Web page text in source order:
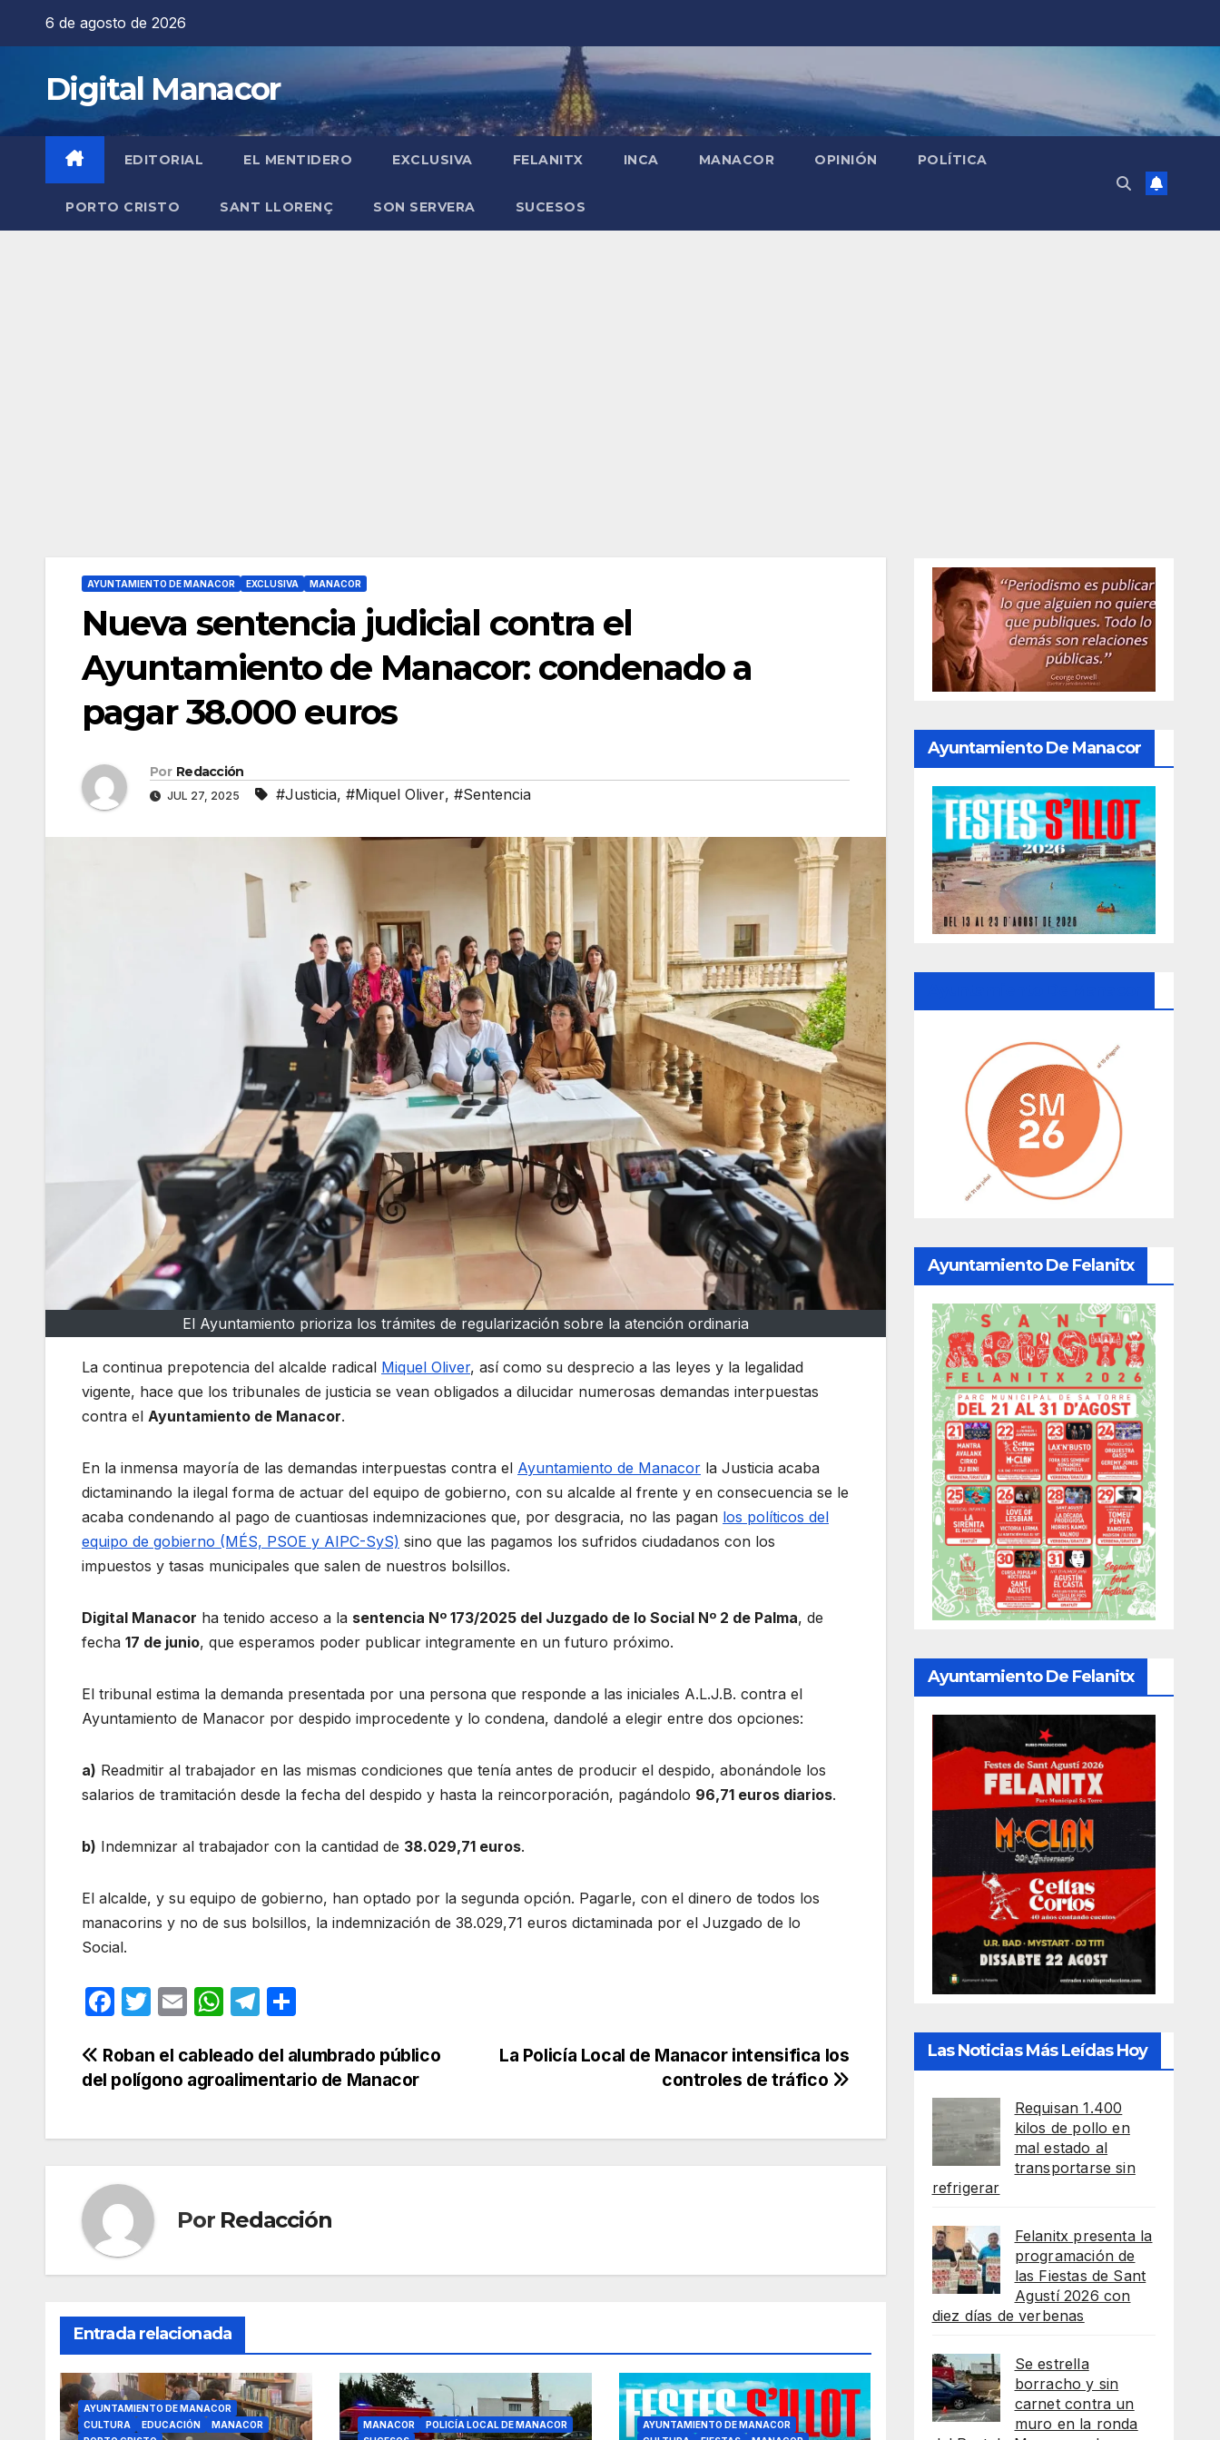
6 de agosto de 2026
Digital Manacor
EDITORIAL EL MENTIDERO EXCLUSIVA FELANITX INCA MANACOR OPINIÓN POLÍTICA
PORTO CRISTO SANT LLORENÇ SON SERVERA SUCESOS
AYUNTAMIENTO DE MANACOR EXCLUSIVA MANACOR
Nueva sentencia judicial contra el
Ayuntamiento de Manacor: condenado a
pagar 38.000 euros
Por Redacción
JUL 27, 2025 #Justicia, #Miquel Oliver, #Sentencia
El Ayuntamiento prioriza los trámites de regularización sobre la atención ordinaria
La continua prepotencia del alcalde radical Miquel Oliver, así como su desprecio a las leyes y la legalidad
vigente, hace que los tribunales de justicia se vean obligados a dilucidar numerosas demandas interpuestas
contra el Ayuntamiento de Manacor.
En la inmensa mayoría de las demandas interpuestas contra el Ayuntamiento de Manacor la Justicia acaba
dictaminando la ilegal forma de actuar del equipo de gobierno, con su alcalde al frente y en consecuencia se le
acaba condenando al pago de cuantiosas indemnizaciones que, por desgracia, no las pagan los políticos del
equipo de gobierno (MÉS, PSOE y AIPC-SyS) sino que las pagamos los sufridos ciudadanos con los
impuestos y tasas municipales que salen de nuestros bolsillos.
Digital Manacor ha tenido acceso a la sentencia Nº 173/2025 del Juzgado de lo Social Nº 2 de Palma, de
fecha 17 de junio, que esperamos poder publicar integramente en un futuro próximo.
El tribunal estima la demanda presentada por una persona que responde a las iniciales A.L.J.B. contra el
Ayuntamiento de Manacor por despido improcedente y lo condena, dandolé a elegir entre dos opciones:
a) Readmitir al trabajador en las mismas condiciones que tenía antes de producir el despido, abonándole los
salarios de tramitación desde la fecha del despido y hasta la reincorporación, pagándolo 96,71 euros diarios.
b) Indemnizar al trabajador con la cantidad de 38.029,71 euros.
El alcalde, y su equipo de gobierno, han optado por la segunda opción. Pagarle, con el dinero de todos los
manacorins y no de sus bolsillos, la indemnización de 38.029,71 euros dictaminada por el Juzgado de lo
Social.
F
c
e
o
o
k
T
itt
er
E
ail
W
at
s
p
T
e
gr
m
m
p
tir
Navegación
de
entradas
La Policía Local de Manacor intensifica los
controles de tráfico
Roban el cableado del alumbrado público
del polígono agroalimentario de Manacor
Por Redacción
Entrada relacionada
AYUNTAMIENTO DE MANACOR
CULTURA
EDUCACIÓN
MANACOR
MANACOR
POLICÍA LOCAL DE MANACOR
AYUNTAMIENTO DE MANACOR
Ayuntamiento De Manacor
Ayuntamiento De Felanitx
Ayuntamiento De Felanitx
Las Noticias Más Leídas Hoy
Requisan 1.400
kilos de pollo en
mal estado al
transportarse sin
refrigerar
Felanitx presenta la
programación de
las Fiestas de Sant
Agustí 2026 con
diez días de verbenas
Se estrella
borracho y sin
carnet contra un
muro en la ronda